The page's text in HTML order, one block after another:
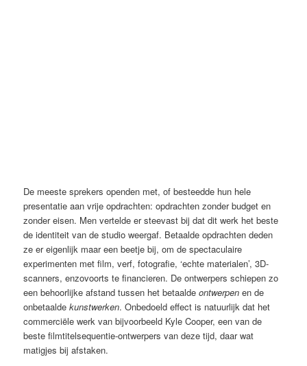
De meeste sprekers openden met, of besteedde hun hele
presentatie aan vrije opdrachten: opdrachten zonder budget en
zonder eisen. Men vertelde er steevast bij dat dit werk het beste
de identiteit van de studio weergaf. Betaalde opdrachten deden
ze er eigenlijk maar een beetje bij, om de spectaculaire
experimenten met film, verf, fotografie, ‘echte materialen’, 3D-
scanners, enzovoorts te financieren. De ontwerpers schiepen zo
een behoorlijke afstand tussen het betaaldeontwerpen en de
onbetaaldekunstwerken. Onbedoeld effect is natuurlijk dat het
commerciële werk van bijvoorbeeld Kyle Cooper, een van de
beste filmtitelsequentie-ontwerpers van deze tijd, daar wat
matigjes bij afstaken.